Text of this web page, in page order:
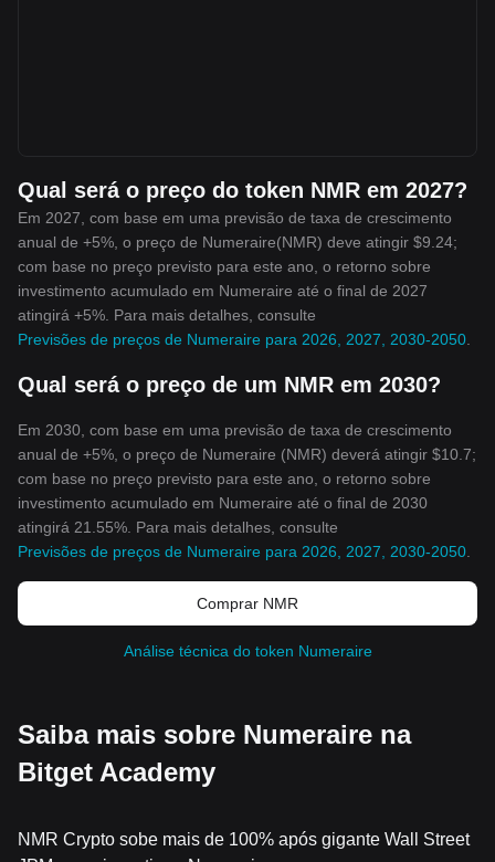
Qual será o preço do token NMR em 2027?
Em 2027, com base em uma previsão de taxa de crescimento
anual de +5%, o preço de Numeraire(NMR) deve atingir $9.24;
com base no preço previsto para este ano, o retorno sobre
investimento acumulado em Numeraire até o final de 2027
atingirá +5%. Para mais detalhes, consulte
Previsões de preços de Numeraire para 2026, 2027, 2030-2050
Qual será o preço de um NMR em 2030?
Em 2030, com base em uma previsão de taxa de crescimento
anual de +5%, o preço de Numeraire (NMR) deverá atingir $10.7;
com base no preço previsto para este ano, o retorno sobre
investimento acumulado em Numeraire até o final de 2030
atingirá 21.55%. Para mais detalhes, consulte
Previsões de preços de Numeraire para 2026, 2027, 2030-2050
Comprar NMR
Análise técnica do token Numeraire
Saiba mais sobre Numeraire na
Bitget Academy
NMR Crypto sobe mais de 100% após gigante Wall Street